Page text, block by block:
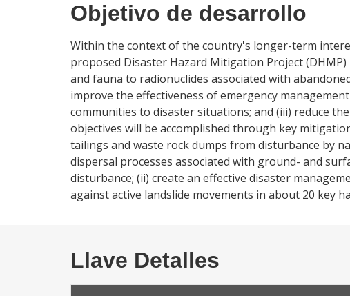
Objetivo de desarrollo
Within the context of the country's longer-term
proposed Disaster Hazard Mitigation Project
and fauna to radionuclides associated with
improve the effectiveness of emergency
communities to disaster situations; and (iii) reduce
objectives will be accomplished through key
tailings and waste rock dumps from disturbance by
dispersal processes associated with ground- and
disturbance; (ii) create an effective disaster
against active landslide movements in about 20 key
Llave Detalles